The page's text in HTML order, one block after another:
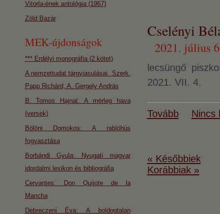
Cselényi
2021. július
lecsüngő
2021. VII. 4.
Tovább Nincs
« Későbbiek
Korábbiak »
Vitorla-ének antológia (1967)
Zöld Bazár
MEK-újdonságok
*** Erdélyi monográfia (2 kötet)
A nemzettudat tárgyiasulásai. Szerk.
Papp Richárd, A. Gergely András
B. Tomos Hajnal: A mérleg hava
(versek)
Bölöni Domokos: A rablóhús
fogyasztása
Borbándi Gyula: Nyugati magyar
idordalmi lexikon és bibliográfia
Cervantes: Don Quijote de la
Mancha
Debreczeni Éva: A boldogtalan